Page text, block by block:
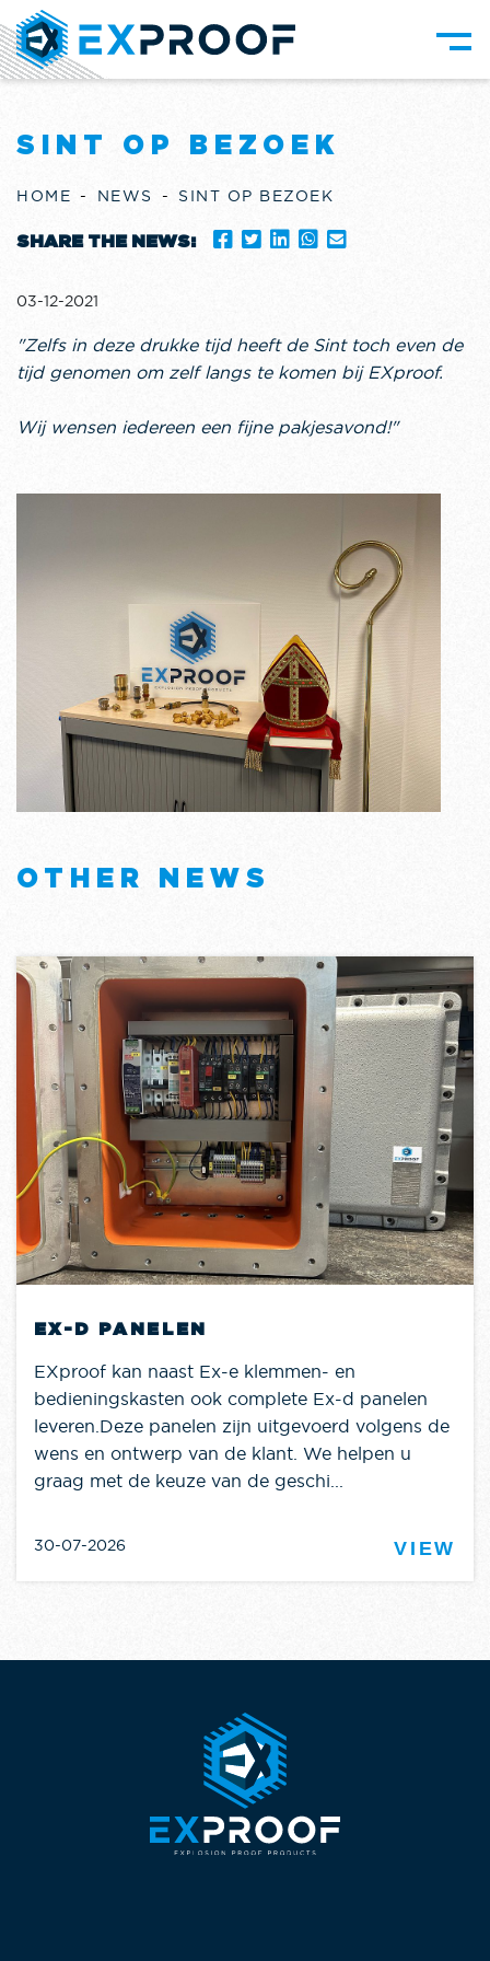
SINT OP BEZOEK
HOME NEWS SINT OP BEZOEK
SHARE THE NEWS:
03-12-2021
"Zelfs in deze drukke tijd heeft de Sint toch even de
tijd genomen om zelf langs te komen bij EXproof.
Wij wensen iedereen een fijne pakjesavond!"
OTHER NEWS
EX-D PANELEN
EXproof kan naast Ex-e klemmen- en
bedieningskasten ook complete Ex-d panelen
leveren.Deze panelen zijn uitgevoerd volgens de
wens en ontwerp van de klant. We helpen u
graag met de keuze van de geschi...
30-07-2026 VIEW